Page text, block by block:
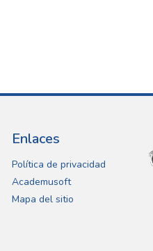
Enlaces
Política de privacidad
Academusoft
Mapa del sitio